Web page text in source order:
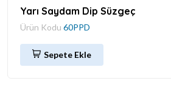
Yarı Saydam Dip Süzgeç
Ürün Kodu 60PPD
Sepete Ekle